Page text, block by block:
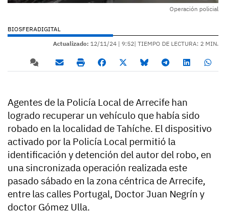
Operación policial
BIOSFERADIGITAL
Actualizado: 12/11/24 | 9:52| TIEMPO DE LECTURA: 2 MIN.
Agentes de la Policía Local de Arrecife han
logrado recuperar un vehículo que había sido
robado en la localidad de Tahíche. El dispositivo
activado por la Policía Local permitió la
identificación y detención del autor del robo, en
una sincronizada operación realizada este
pasado sábado en la zona céntrica de Arrecife,
entre las calles Portugal, Doctor Juan Negrín y
doctor Gómez Ulla.